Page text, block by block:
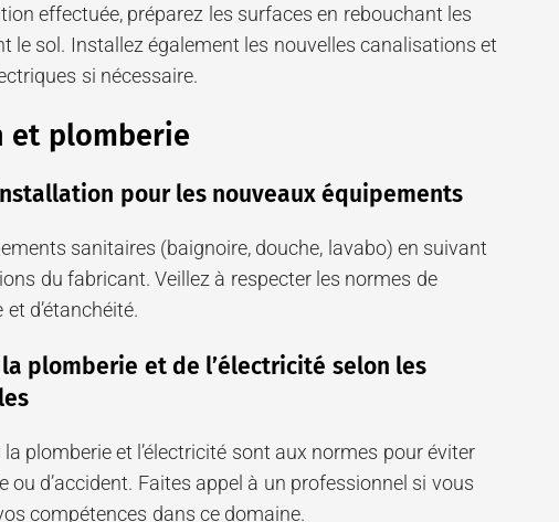
effectuée, préparez les surfaces en rebouchant les
le sol. Installez également les nouvelles canalisations et
si nécessaire.
et plomberie
pour les nouveaux équipements
sanitaires (baignoire, douche, lavabo) en suivant
du fabricant. Veillez à respecter les normes de
d’étanchéité.
plomberie et de l’électricité selon les
plomberie et l’électricité sont aux normes pour éviter
ou d’accident. Faites appel à un professionnel si vous
compétences dans ce domaine.